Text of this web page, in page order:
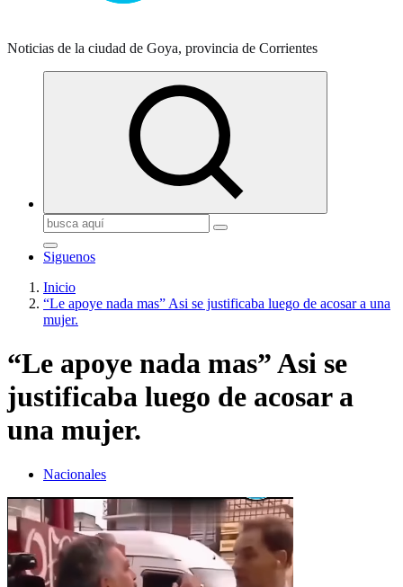
Noticias de la ciudad de Goya, provincia de Corrientes
Buscar:
Siguenos
Inicio
“Le apoye nada mas” Asi se justificaba luego de acosar a una
mujer.
“Le apoye nada mas” Asi se
justificaba luego de acosar a
una mujer.
Nacionales